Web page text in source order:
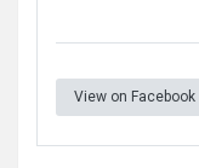
View on Facebook